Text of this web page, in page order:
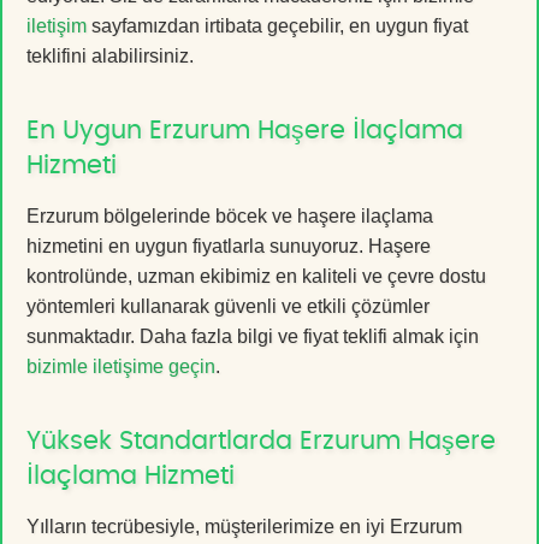
iletişim sayfamızdan irtibata geçebilir, en uygun fiyat
teklifini alabilirsiniz.
En Uygun Erzurum Haşere İlaçlama
Hizmeti
Erzurum bölgelerinde böcek ve haşere ilaçlama
hizmetini en uygun fiyatlarla sunuyoruz. Haşere
kontrolünde, uzman ekibimiz en kaliteli ve çevre dostu
yöntemleri kullanarak güvenli ve etkili çözümler
sunmaktadır. Daha fazla bilgi ve fiyat teklifi almak için
bizimle iletişime geçin.
Yüksek Standartlarda Erzurum Haşere
İlaçlama Hizmeti
Yılların tecrübesiyle, müşterilerimize en iyi Erzurum